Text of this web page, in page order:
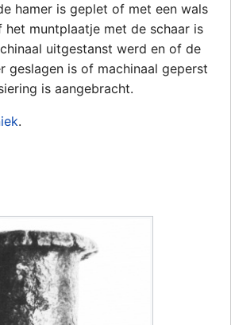
hamer is geplet of met een wals
muntplaatje met de schaar is
uitgestanst werd en of de
geslagen is of machinaal geperst
is aangebracht.
.